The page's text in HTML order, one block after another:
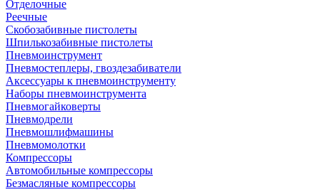
Отделочные
Реечные
Скобозабивные пистолеты
Шпилькозабивные пистолеты
Пневмоинструмент
Пневмостеплеры, гвоздезабиватели
Аксессуары к пневмоинструменту
Наборы пневмоинструмента
Пневмогайковерты
Пневмодрели
Пневмошлифмашины
Пневмомолотки
Компрессоры
Автомобильные компрессоры
Безмасляные компрессоры